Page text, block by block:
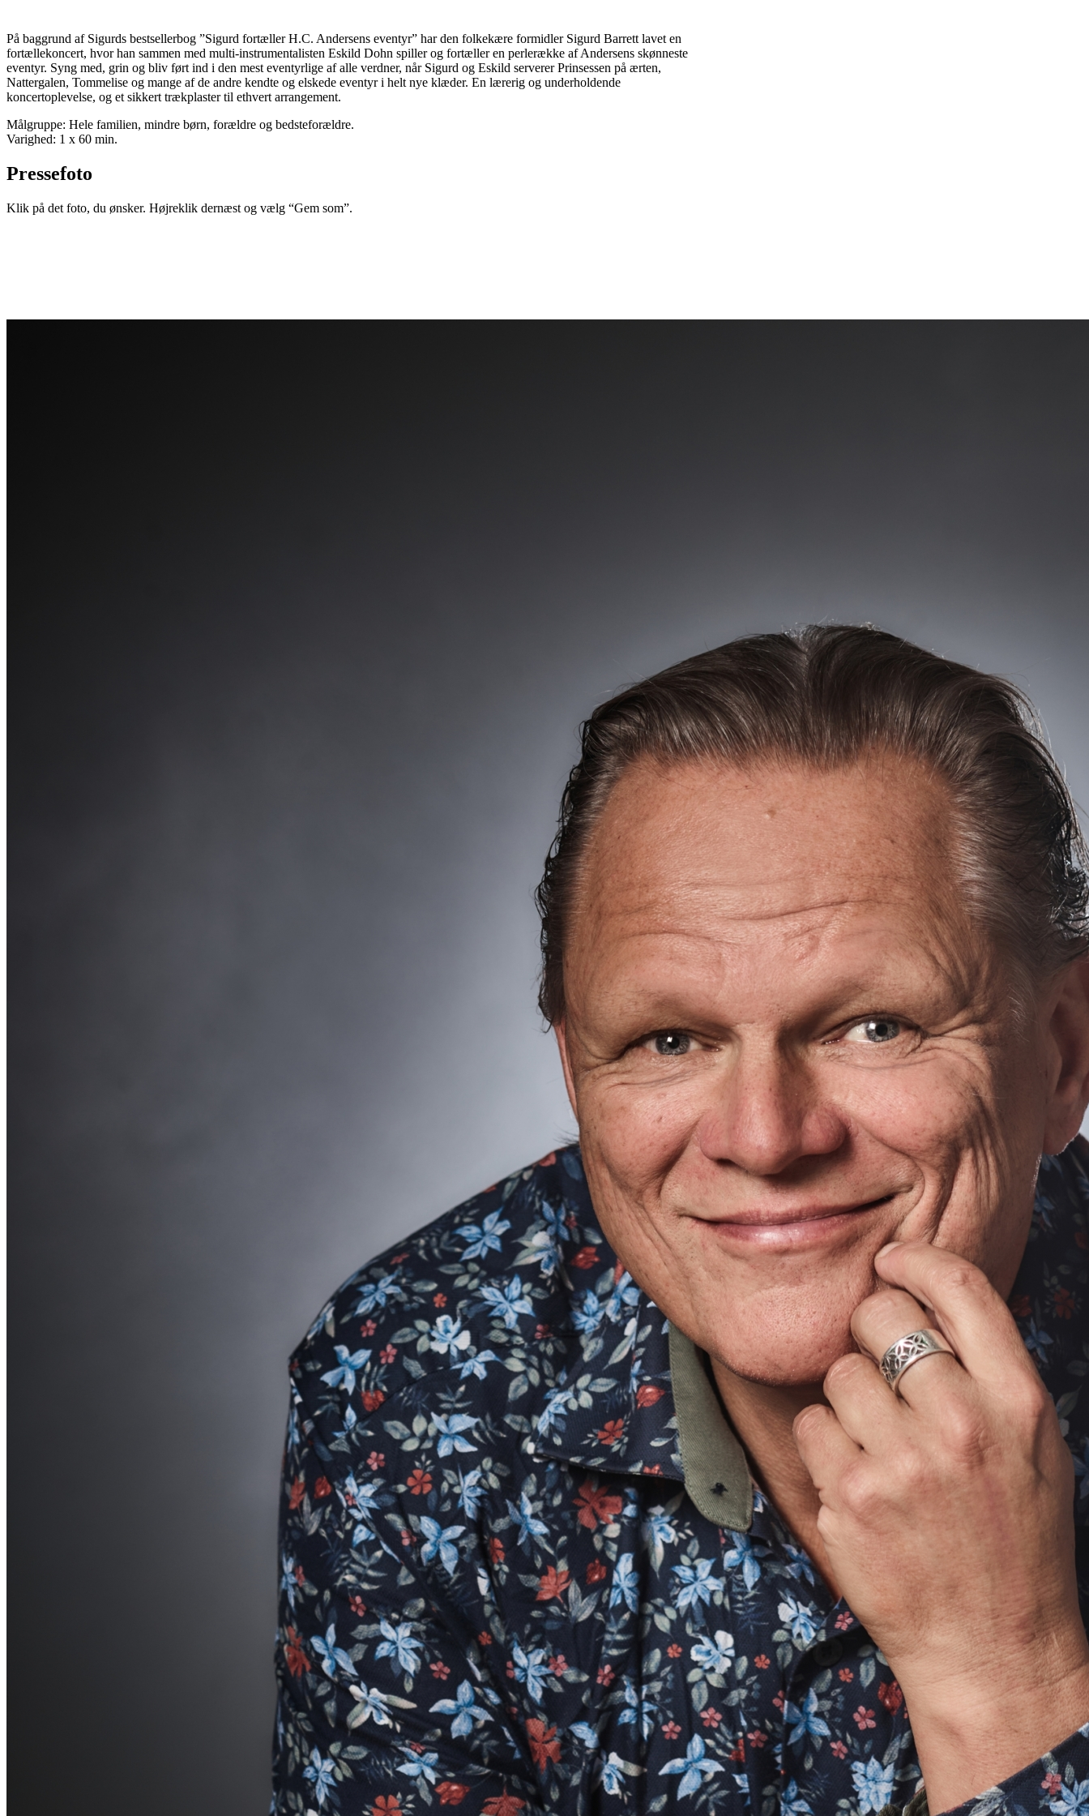
På baggrund af Sigurds bestsellerbog ”Sigurd fortæller H.C. Andersens eventyr” har den folkekære formidler Sigurd Barrett lavet en
fortællekoncert, hvor han sammen med multi-instrumentalisten Eskild Dohn spiller og fortæller en perlerække af Andersens skønneste
eventyr. Syng med, grin og bliv ført ind i den mest eventyrlige af alle verdner, når Sigurd og Eskild serverer Prinsessen på ærten,
Nattergalen, Tommelise og mange af de andre kendte og elskede eventyr i helt nye klæder. En lærerig og underholdende
koncertoplevelse, og et sikkert trækplaster til ethvert arrangement.
Målgruppe: Hele familien, mindre børn, forældre og bedsteforældre.
Varighed: 1 x 60 min.
Pressefoto
Klik på det foto, du ønsker. Højreklik dernæst og vælg “Gem som”.